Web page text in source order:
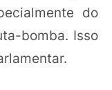
do
bomba. Isso